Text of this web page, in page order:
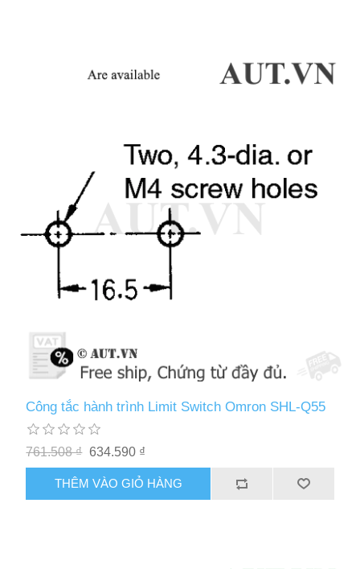
Công tắc hành trình Limit Switch Omron SHL-Q55
761.508 ₫ 634.590 ₫
THÊM VÀO GIỎ HÀNG